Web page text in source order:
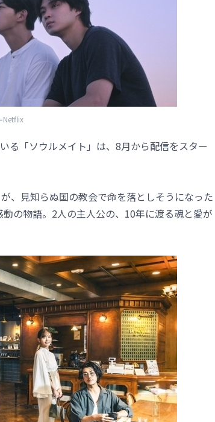
Netflix
る「ソウルメイト」は、8月から配信をスター
、見知らぬ国の教会で命を落としそうになった
の物語。2人の主人公の、10年に渡る魂と愛が